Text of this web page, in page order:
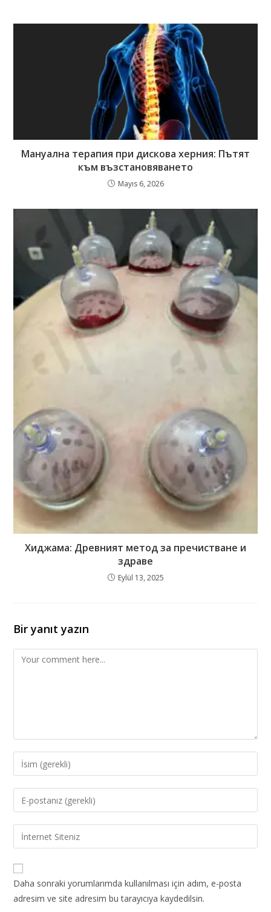
Мануална терапия при дискова херния: Пътят
към възстановяването
Mayıs 6, 2026
Хиджама: Древният метод за пречистване и
здраве
Eylül 13, 2025
Bir yanıt yazın
Daha sonraki yorumlarımda kullanılması için adım, e-posta
adresim ve site adresim bu tarayıcıya kaydedilsin.